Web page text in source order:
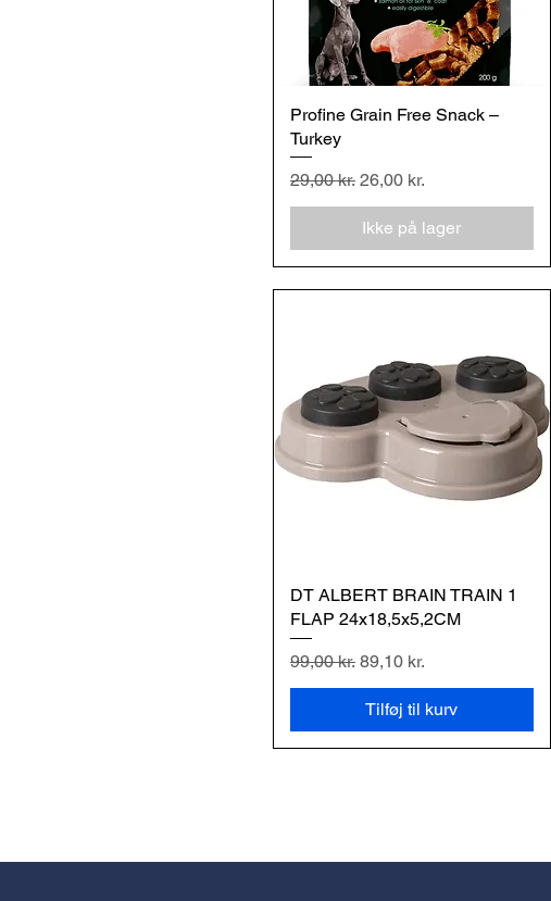
Hurtigvisning
Profine Grain Free Snack –
Turkey
Regulær pris
29,00 kr. Salgspris
26,00 kr.
Ikke på lager
Hurtigvisning
DT ALBERT BRAIN TRAIN 1
FLAP 24x18,5x5,2CM
Regulær pris
99,00 kr. Salgspris
89,10 kr.
Tilføj til kurv